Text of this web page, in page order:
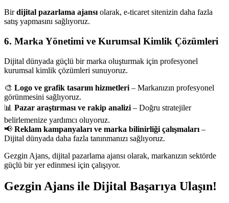
Birdijital pazarlama ajansı olarak, e-ticaret sitenizin daha fazla
satış yapmasını sağlıyoruz.
6. Marka Yönetimi ve Kurumsal Kimlik Çözümleri
Dijital dünyada güçlü bir marka oluşturmak için profesyonel
kurumsal kimlik çözümleri sunuyoruz.
🎨 Logo ve grafik tasarım hizmetleri – Markanızın profesyonel
görünmesini sağlıyoruz.
📊 Pazar araştırması ve rakip analizi – Doğru stratejiler
belirlemenize yardımcı oluyoruz.
📢 Reklam kampanyaları ve marka bilinirliği çalışmaları –
Dijital dünyada daha fazla tanınmanızı sağlıyoruz.
Gezgin Ajans, dijital pazarlama ajansı olarak, markanızın sektörde
güçlü bir yer edinmesi için çalışıyor.
Gezgin Ajans ile Dijital Başarıya Ulaşın!